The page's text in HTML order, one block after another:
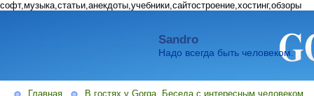
софт,музыка,статьи,анекдоты,учебники,сайтостроение,хостинг,обзоры
Sandro
Надо всегда быть человеком.
Главная
В гостях у Gorga. Беседа с интересным человеком.